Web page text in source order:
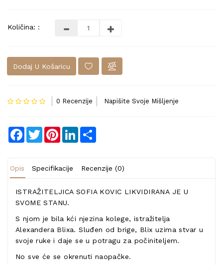
Količina: :
Dodaj U Košaricu
0 Recenzije Napišite Svoje Mišljenje
Facebook
TwitterPinterestLinkedIn
Opis Specifikacije Recenzije (0)
ISTRAŽITELJICA SOFIA KOVIC LIKVIDIRANA JE U
SVOME STANU.
S njom je bila kći njezina kolege, istražitelja
Alexandera Blixa. Sluđen od brige, Blix uzima stvar u
svoje ruke i daje se u potragu za počiniteljem.
No sve će se okrenuti naopačke.